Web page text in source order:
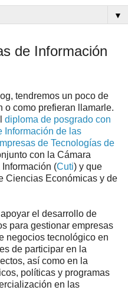
▼
de Información
tendremos un poco de
o como prefieran llamarle.
diploma de posgrado con
Información de las
de Tecnologías de
con la Cámara
(Cuti) y que
Ciencias Económicas y de
el desarrollo de
para gestionar empresas
negocios tecnológico en
de participar en la
así como en la
políticas y programas
en las